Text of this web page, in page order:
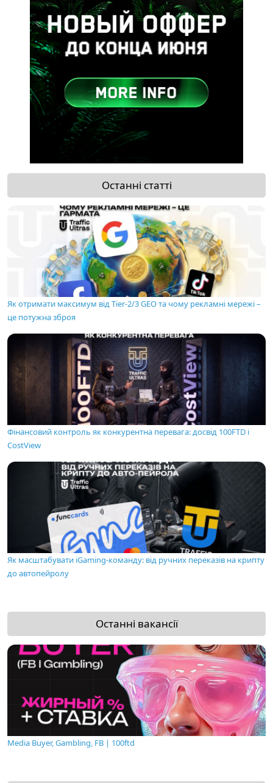
Останні статті
Як отримати максимум від Tier-2/3 GEO та чому рекламні мережі –
це потужна зброя
Фінансовий контроль як конкурентна перевага: досвід 100FTD і
CostView
Як масштабувати iGaming-команду: від ручних переказів на крипту
до автопейролу
Останні вакансії
Media Buyer, Gambling, FB | 100ftd